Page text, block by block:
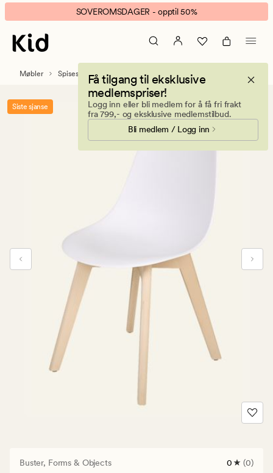
Buster
spisestuestol
hvit
banner.
Klikk
ESCAPE
pause.
SOVEROMSDAGER - opptil 50%
Få tilgang til eksklusive
medlemspriser!
Logg inn eller bli medlem for å få fri frakt
fra 799,- og eksklusive medlemstilbud.
Bli medlem / Logg inn
Møbler Spisestoler
Siste sjanse
Buster, Forms & Objects
0
0 (0)